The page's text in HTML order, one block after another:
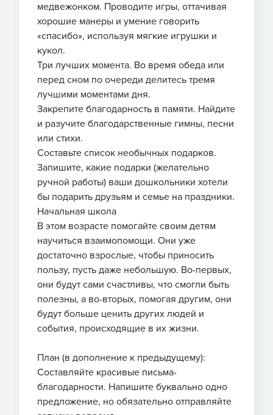
медвежонком. Проводите игры, оттачивая
хорошие манеры и умение говорить
«спасибо», используя мягкие игрушки и
кукол.
Три лучших момента. Во время обеда или
перед сном по очереди делитесь тремя
лучшими моментами дня.
Закрепите благодарность в памяти. Найдите
и разучите благодарственные гимны, песни
или стихи.
Составьте список необычных подарков.
Запишите, какие подарки (желательно
ручной работы) ваши дошкольники хотели
бы подарить друзьям и семье на праздники.
Начальная школа
В этом возрасте помогайте своим детям
научиться взаимопомощи. Они уже
достаточно взрослые, чтобы приносить
пользу, пусть даже небольшую. Во-первых,
они будут сами счастливы, что смогли быть
полезны, а во-вторых, помогая другим, они
будут больше ценить других людей и
события, происходящие в их жизни.
План (в дополнение к предыдущему):
Составляйте красивые письма-
благодарности. Напишите буквально одно
предложение, но обязательно отправляйте